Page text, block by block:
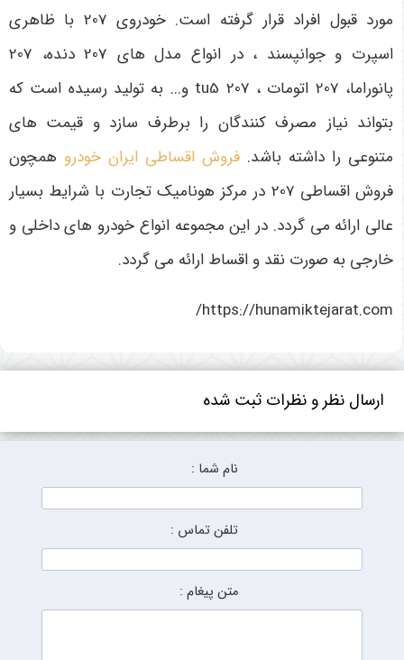
مورد قبول افراد قرار گرفته است. خودروی 207 با ظاهری
اسپرت و جوانپسند ، در انواع مدل های 207 دنده، 207
پانوراما، 207 اتومات ، 207 tu5 و... به تولید رسیده است که
بتواند نیاز مصرف کنندگان را برطرف سازد و قیمت های
متنوعی را داشته باشد. فروش اقساطی ایران خودرو همچون
فروش اقساطی 207 در مرکز هونامیک تجارت با شرایط بسیار
عالی ارائه می گردد. در این مجموعه انواع خودرو های داخلی و
خارجی به صورت نقد و اقساط ارائه می گردد.
https://hunamiktejarat.com/
ارسال نظر و نظرات ثبت شده
نام شما :
تلفن تماس :
متن پیغام :